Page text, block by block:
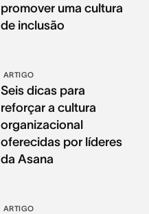
promover uma cultura
de inclusão
ARTIGO
Seis dicas para
reforçar a cultura
organizacional
oferecidas por líderes
da Asana
ARTIGO